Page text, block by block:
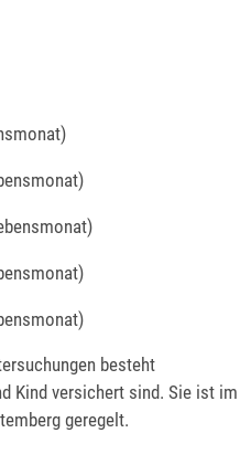
besteht
Kind versichert sind. Sie ist im
geregelt.